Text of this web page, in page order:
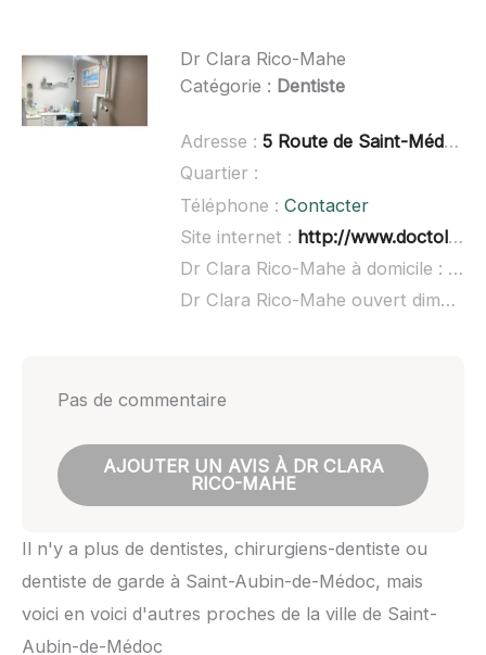
Dr Clara Rico-Mahe
Catégorie : Dentiste
Adresse : 5 Route de Saint-Médard, 33160 Saint-Aubin-de-Médoc
Quartier :
Téléphone : Contacter
Site internet : http://www.doctolib.fr/dentiste/saint-aubin-de-medoc/clara-rico-mahe
Dr Clara Rico-Mahe à domicile :
non
Dr Clara Rico-Mahe ouvert dimanche :
Pas de commentaire
AJOUTER UN AVIS À DR CLARA
RICO-MAHE
Il n'y a plus de dentistes, chirurgiens-dentiste ou
dentiste de garde à Saint-Aubin-de-Médoc, mais
voici en voici d'autres proches de la ville de Saint-
Aubin-de-Médoc